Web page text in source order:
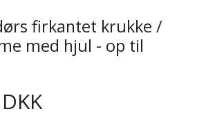
firkantet krukke /
med hjul - op til